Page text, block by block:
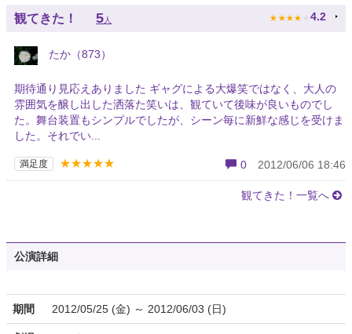
観てきた！ 5 人 ★ ★ ★ ★ ★ 4.2
たか（873）
期待通り見応えありました ギャグによる大爆笑ではなく、大人の
雰囲気を醸し出した洒落た笑いは、観ていて後味が良いものでし
た。舞台装置もシンプルでしたが、シーン毎に新鮮な感じを受けま
した。それでい...
満足度 ★★★★★ 0 2012/06/06 18:46
観てきた！一覧へ
公演詳細
期間 2012/05/25 (金) ～ 2012/06/03 (日)